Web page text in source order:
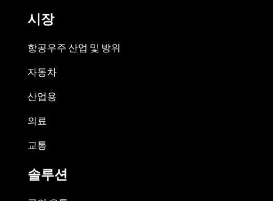
시장
항공우주 산업 및 방위
자동차
산업용
의료
교통
솔루션